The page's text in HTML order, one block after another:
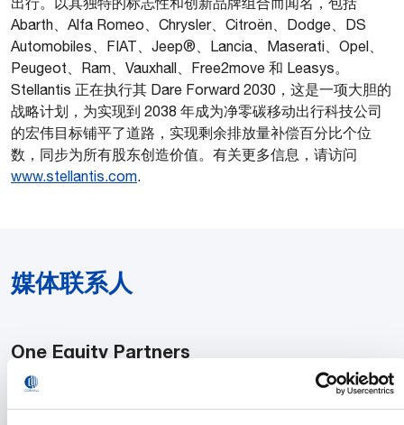
Abarth、Alfa Romeo、Chrysler、Citroën、Dodge、DS
Automobiles、FIAT、Jeep®、Lancia、Maserati、Opel、
Peugeot、Ram、Vauxhall、Free2move 和 Leasys。
Stellantis 正在执行其 Dare Forward 2030，这是一项大胆的
战略计划，为实现到 2038 年成为净零碳移动出行科技公司
的宏伟目标铺平了道路，实现剩余排放量补偿百分比个位
数，同步为所有股东创造价值。有关更多信息，请访问
www.stellantis.com.
媒体联系人
One Equity Partners
Thomas Zadvydas